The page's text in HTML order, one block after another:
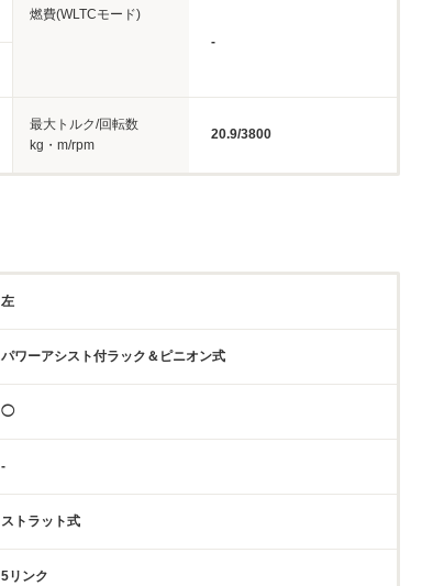
燃費(WLTCモード)
-
最大トルク/回転数
kg・m/rpm
20.9/3800
左
パワーアシスト付ラック＆ピニオン式
◯
-
ストラット式
5リンク